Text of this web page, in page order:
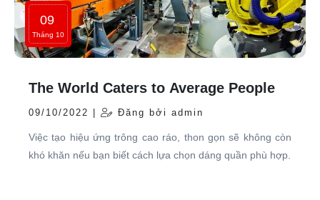
09
Tháng 10
The World Caters to Average People
09/10/2022 | Đăng bởi admin
Việc tạo hiệu ứng trông cao ráo, thon gọn sẽ không còn
khó khăn nếu bạn biết cách lựa chọn dáng quần phù hợp.